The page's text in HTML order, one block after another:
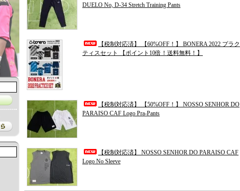
DUELO No, D-34 Stretch Training Pants
【税制対応済】 【60%OFF！】 BONERA 2022 プラク
ティスセット 【ポイント10倍！送料無料！】
【税制対応済】 【50%OFF！】 NOSSO SENHOR DO
PARAISO CAF Logo Pra-Pants
【税制対応済】 NOSSO SENHOR DO PARAISO CAF
Logo No Sleeve